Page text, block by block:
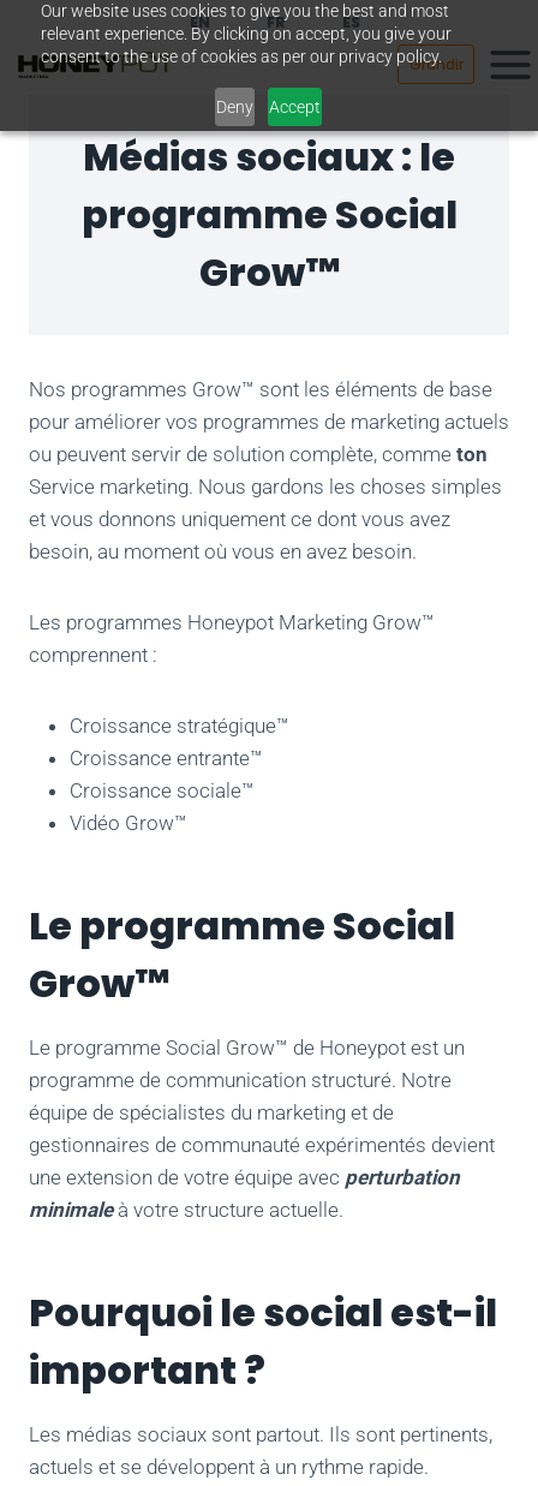
Our website uses cookies to give you the best and most
relevant experience. By clicking on accept, you give your
consent to the use of cookies as per our privacy policy.
Deny Accept
Passer
contenu
EN FR ES
Grandir
Médias sociaux : le
programme Social
Grow™
Nos programmes Grow™ sont les éléments de base
pour améliorer vos programmes de marketing actuels
ou peuvent servir de solution complète, comme ton
Service marketing. Nous gardons les choses simples
et vous donnons uniquement ce dont vous avez
besoin, au moment où vous en avez besoin.
Les programmes Honeypot Marketing Grow™
comprennent :
Croissance stratégique™
Croissance entrante™
Croissance sociale™
Vidéo Grow™
Le programme Social
Grow™
Le programme Social Grow™ de Honeypot est un
programme de communication structuré. Notre
équipe de spécialistes du marketing et de
gestionnaires de communauté expérimentés devient
une extension de votre équipe avec perturbation
minimaleà votre structure actuelle.
Pourquoi le social est-il
important ?
Les médias sociaux sont partout. Ils sont pertinents,
actuels et se développent à un rythme rapide.